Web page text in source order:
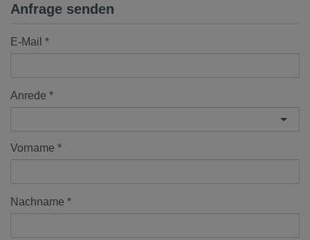
Anfrage senden
E-Mail
Anrede
Vorname
Nachname